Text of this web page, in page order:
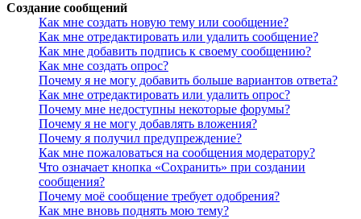
Создание сообщений
Как мне создать новую тему или сообщение?
Как мне отредактировать или удалить сообщение?
Как мне добавить подпись к своему сообщению?
Как мне создать опрос?
Почему я не могу добавить больше вариантов ответа?
Как мне отредактировать или удалить опрос?
Почему мне недоступны некоторые форумы?
Почему я не могу добавлять вложения?
Почему я получил предупреждение?
Как мне пожаловаться на сообщения модератору?
Что означает кнопка «Сохранить» при создании
сообщения?
Почему моё сообщение требует одобрения?
Как мне вновь поднять мою тему?